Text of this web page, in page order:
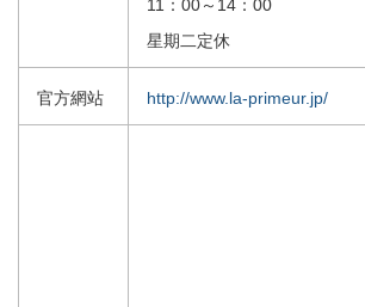
11：00～14：00
星期二定休
官方網站 http://www.la-primeur.jp/